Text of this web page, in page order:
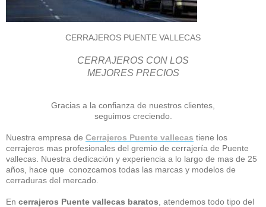
CERRAJEROS PUENTE VALLECAS
CERRAJEROS CON LOS
MEJORES PRECIOS
Gracias a la confianza de nuestros clientes,
seguimos creciendo.
Nuestra empresa de Cerrajeros Puente vallecas tiene los
cerrajeros mas profesionales del gremio de cerrajería de Puente
vallecas. Nuestra dedicación y experiencia a lo largo de mas de 25
años, hace que conozcamos todas las marcas y modelos de
cerraduras del mercado.
En cerrajeros Puente vallecas baratos , atendemos todo tipo del